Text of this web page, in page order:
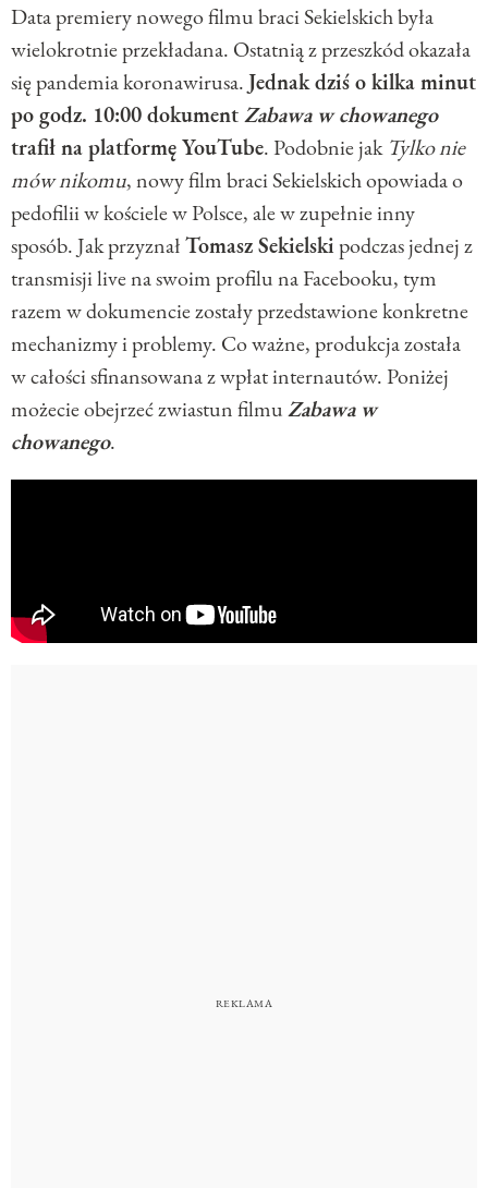
Data premiery nowego filmu braci Sekielskich była
wielokrotnie przekładana. Ostatnią z przeszkód okazała
się pandemia koronawirusa.Jednak dziś o kilka minut
po godz. 10:00 dokumentZabawa w chowanego
trafił na platformę YouTube. Podobnie jak Tylko nie
mów nikomu, nowy film braci Sekielskich opowiada o
pedofilii w kościele w Polsce, ale w zupełnie inny
sposób. Jak przyznałTomasz Sekielskipodczas jednej z
transmisji live na swoim profilu na Facebooku, tym
razem w dokumencie zostały przedstawione konkretne
mechanizmy i problemy. Co ważne, produkcja została
w całości sfinansowana z wpłat internautów. Poniżej
możecie obejrzeć zwiastun filmuZabawa w
chowanego.